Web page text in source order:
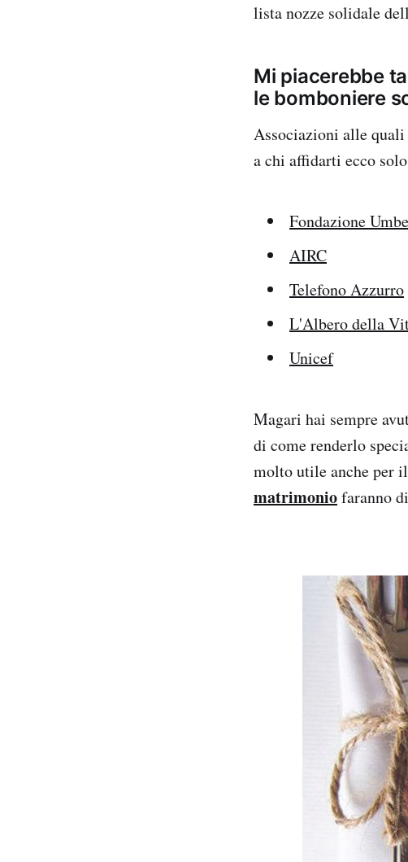
lista nozze solidale
Mi piacerebbe
le bomboniere
Associazioni alle quali
a chi affidarti ecco
Fondazione
AIRC
Telefono Azzurro
L'Albero della
Unicef
Magari hai sempre
di come renderlo
molto utile anche per
matrimoniofaranno